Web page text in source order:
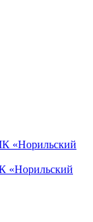
«Норильский
«Норильский